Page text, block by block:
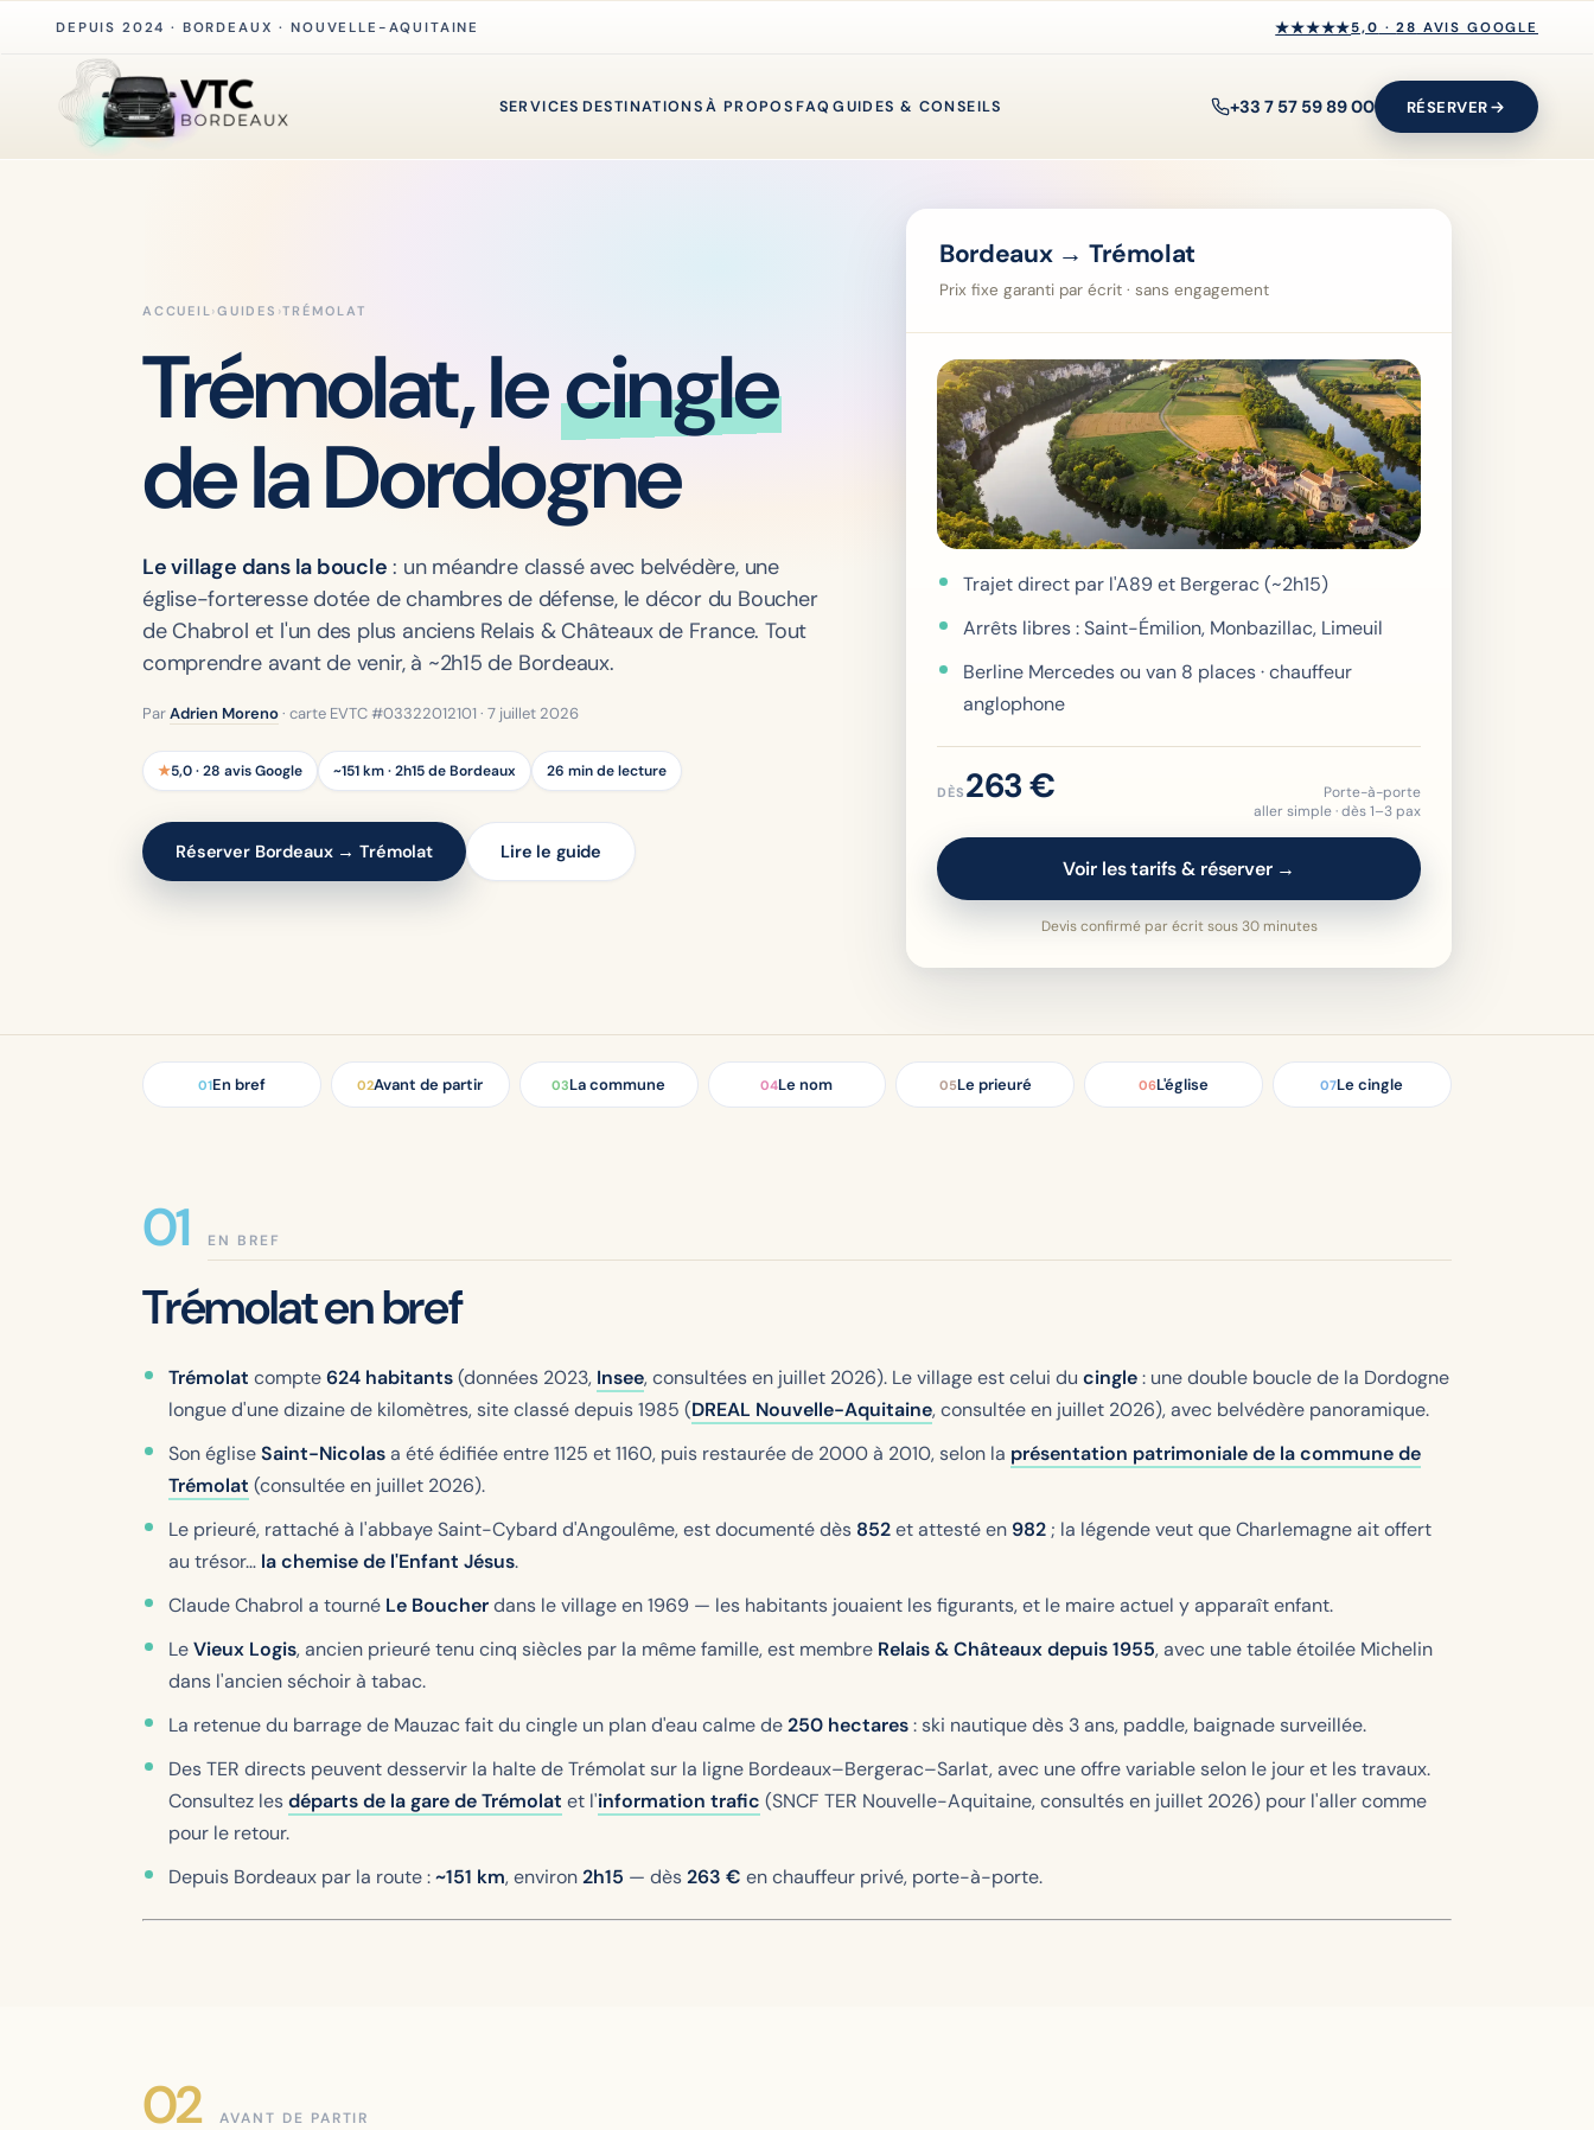
DEPUIS 2024 · BORDEAUX · NOUVELLE-AQUITAINE ★★★★★
★★★★★5,0 ·28 AVIS GOOGLE
SERVICES DESTINATIONSÀ PROPOSFAQ GUIDES & CONSEILS +33 7 57 59 89 00 RÉSERVER
ACCUEIL ›GUIDES ›TRÉMOLAT
Trémolat, lecingle
de la Dordogne
Le village dans la boucle : un méandre classé avec belvédère, une
église-forteresse dotée de chambres de défense, le décor du Boucher
de Chabrol et l'un des plus anciens Relais & Châteaux de France. Tout
comprendre avant de venir, à ~2h15 de Bordeaux.
ParAdrien Moreno· carte EVTC #03322012101 · 7 juillet 2026
★5,0 · 28 avis Google ~151 km · 2h15 de Bordeaux 26 min de lecture
Réserver Bordeaux → Trémolat Lire le guide
Bordeaux → Trémolat
Prix fixe garanti par écrit · sans engagement
Trajet direct par l'A89 et Bergerac (~2h15)
Arrêts libres : Saint-Émilion, Monbazillac, Limeuil
Berline Mercedes ou van 8 places · chauffeur
anglophone
DÈS 263 €
Porte-à-porte
aller simple · dès 1–3 pax
Voir les tarifs & réserver →
Devis confirmé par écrit sous 30 minutes
01En bref 02Avant de partir 03La commune 04Le nom 05Le prieuré 06L'église 07Le cingle
EN BREF
Trémolat en bref
Trémolat compte624 habitants(données 2023, Insee, consultées en juillet 2026). Le village est celui du cingle: une double boucle de la Dordogne
longue d'une dizaine de kilomètres, site classé depuis 1985 (DREAL Nouvelle-Aquitaine, consultée en juillet 2026), avec belvédère panoramique.
Son égliseSaint-Nicolasa été édifiée entre 1125 et 1160, puis restaurée de 2000 à 2010, selon la présentation patrimoniale de la commune de
Trémolat (consultée en juillet 2026).
Le prieuré, rattaché à l'abbaye Saint-Cybard d'Angoulême, est documenté dès 852et attesté en 982 ; la légende veut que Charlemagne ait offert
au trésor… la chemise de l'Enfant Jésus.
Claude Chabrol a tourné Le Boucherdans le village en 1969 — les habitants jouaient les figurants, et le maire actuel y apparaît enfant.
LeVieux Logis, ancien prieuré tenu cinq siècles par la même famille, est membre Relais & Châteaux depuis 1955, avec une table étoilée Michelin
dans l'ancien séchoir à tabac.
La retenue du barrage de Mauzac fait du cingle un plan d'eau calme de250 hectares: ski nautique dès 3 ans, paddle, baignade surveillée.
Des TER directs peuvent desservir la halte de Trémolat sur la ligne Bordeaux–Bergerac–Sarlat, avec une offre variable selon le jour et les travaux.
Consultez lesdéparts de la gare de Trémolat et l'information trafic (SNCF TER Nouvelle-Aquitaine, consultés en juillet 2026) pour l'aller comme
pour le retour.
Depuis Bordeaux par la route :~151 km, environ2h15 — dès263 € en chauffeur privé, porte-à-porte.
AVANT DE PARTIR